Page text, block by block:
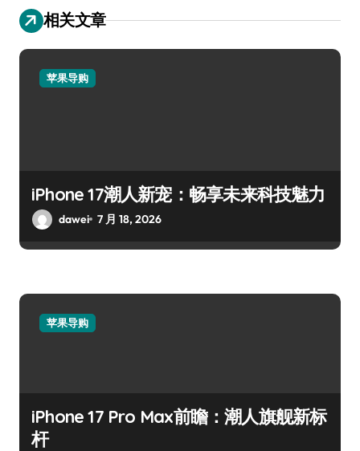
相关文章
苹果导购
iPhone 17潮人新宠：畅享未来科技魅力
dawei 7 月 18, 2026
苹果导购
iPhone 17 Pro Max前瞻：潮人旗舰新标
杆